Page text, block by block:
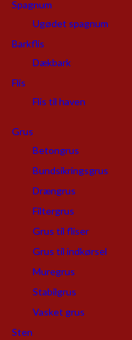
Spagnum
Ugødet spagnum
Barkflis
Dækbark
Flis
Flis til haven
Grus
Betongrus
Bundsikringsgrus
Drængrus
Filtergrus
Grus til fliser
Grus til indkørsel
Muregrus
Stabilgrus
Vasket grus
Sten